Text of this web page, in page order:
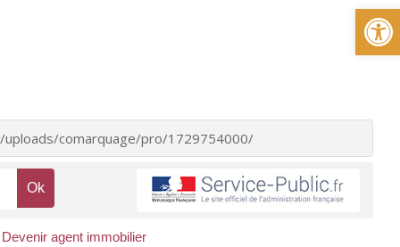
comarquage/pro/1729754000/
Devenir agent immobilier